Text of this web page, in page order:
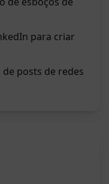
para criar
posts de redes